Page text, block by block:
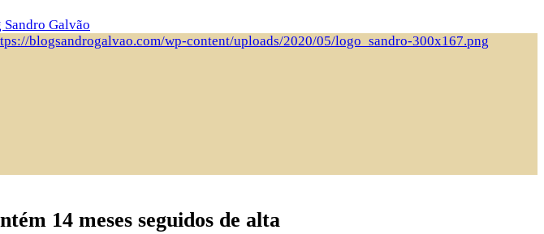
Sandro Galvão
14 meses seguidos de alta